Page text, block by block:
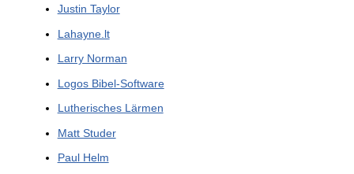
Justin Taylor
Lahayne.lt
Larry Norman
Logos Bibel-Software
Lutherisches Lärmen
Matt Studer
Paul Helm